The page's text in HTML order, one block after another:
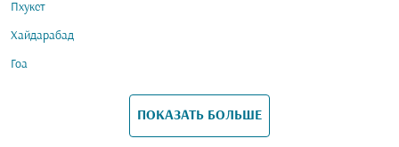
Пхукет
Хайдарабад
Гоа
ПОКАЗАТЬ БОЛЬШЕ